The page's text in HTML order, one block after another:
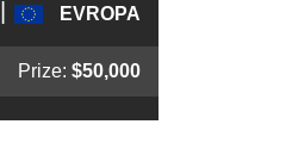
EVROPA
Prize: $50,000